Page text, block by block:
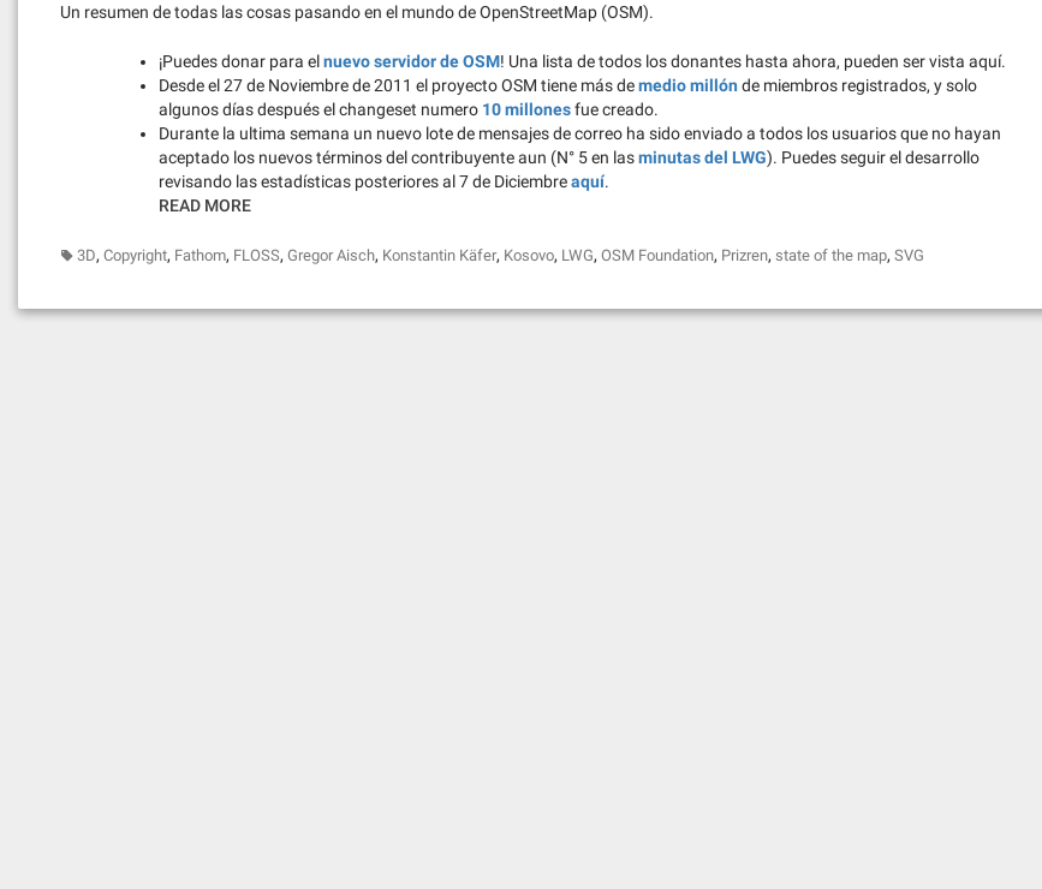
Un resumen de todas las cosas pasando en el mundo de OpenStreetMap (OSM).
¡Puedes donar para elnuevo servidor de OSM! Una lista de todos los donantes hasta ahora, pueden ser vista aquí.
Desde el 27 de Noviembre de 2011 el proyecto OSM tiene más demedio millón de miembros registrados, y solo
algunos días después el changeset numero 10 millonesfue creado.
Durante la ultima semana un nuevo lote de mensajes de correo ha sido enviado a todos los usuarios que no hayan
aceptado los nuevos términos del contribuyente aun (N° 5 en lasminutas del LWG). Puedes seguir el desarrollo
revisando las estadísticas posteriores al 7 de Diciembreaquí.
READ MORE
3D, Copyright, Fathom, FLOSS, Gregor Aisch, Konstantin Käfer, Kosovo, LWG, OSM Foundation, Prizren, state of the map, SVG